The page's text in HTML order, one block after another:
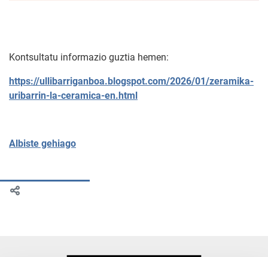
Kontsultatu informazio guztia hemen:
https://ullibarriganboa.blogspot.com/2026/01/zeramika-
uribarrin-la-ceramica-en.html
Albiste gehiago